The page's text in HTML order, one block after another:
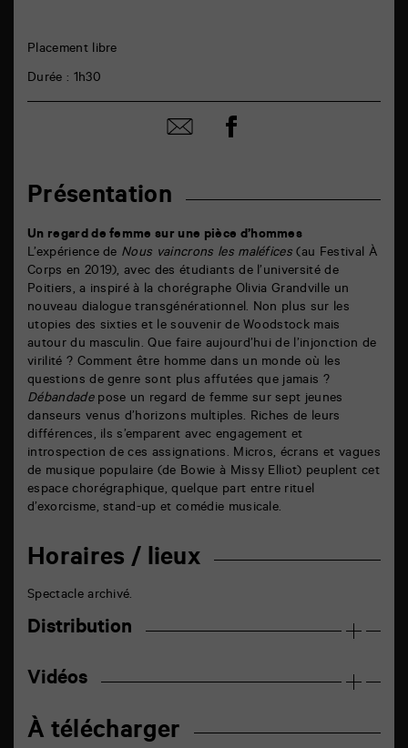
Présentation
Un regard de femme sur une pièce d’hommes
L’expérience de Nous vaincrons les maléfices (au Festival À
Corps en 2019), avec des étudiants de l’université de
Poitiers, a inspiré à la chorégraphe Olivia Grandville un
nouveau dialogue transgénérationnel. Non plus sur les
utopies des sixties et le souvenir de Woodstock mais
autour du masculin. Que faire aujourd’hui de l’injonction de
virilité ? Comment être homme dans un monde où les
questions de genre sont plus affutées que jamais ?
Débandadepose un regard de femme sur sept jeunes
danseurs venus d’horizons multiples. Riches de leurs
différences, ils s’emparent avec engagement et
introspection de ces assignations. Micros, écrans et vagues
de musique populaire (de Bowie à Missy Elliot) peuplent cet
espace chorégraphique, quelque part entre rituel
d’exorcisme, stand-up et comédie musicale.
Horaires / lieux
Spectacle archivé.
Distribution
Vidéos
À télécharger
Placement libre
Durée : 1h30
Partager
par
Partager
sur